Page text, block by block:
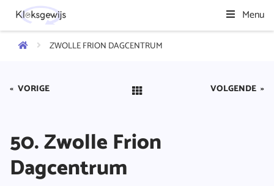
Menu
ZWOLLE FRION DAGCENTRUM
« VORIGE VOLGENDE »
50. Zwolle Frion
Dagcentrum